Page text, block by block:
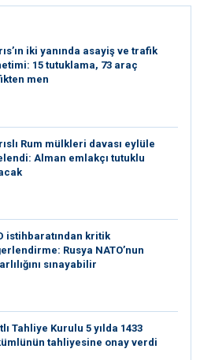
iki yanında asayiş ve trafik
15 tutuklama, 73 araç
men
Rum mülkleri davası eylüle
Alman emlakçı tutuklu
istihbaratından kritik
Rusya NATO’nun
sınayabilir
Tahliye Kurulu 5 yılda 1433
tahliyesine onay verdi